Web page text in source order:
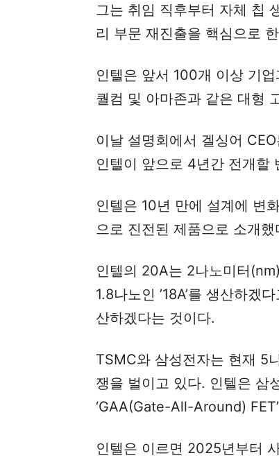
그는 취임 직후부터 자체 칩
리 부문 재진출을 핵심으로
인텔은 앞서 100개 이상 기
퀄컴 및 아마존과 같은 대형
이날 설명회에서 겔싱어
인텔이 앞으로 4년간 전개할
인텔은 10년 만에 설계에 변
으로 진전된 제품으로 소개했
인텔의 20A는 2나노미터
1.8나노인 ’18A’를 생산하겠
산하겠다는 것이다.
TSMC와 삼성전자는 현재 5
쟁을 벌이고 있다. 인텔은 삼
‘GAA(Gate-All-Around)
인텔은 이르면 2025년부터